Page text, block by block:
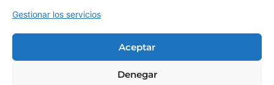
Gestionar los servicios
Aceptar
Denegar
Demos
Contactar